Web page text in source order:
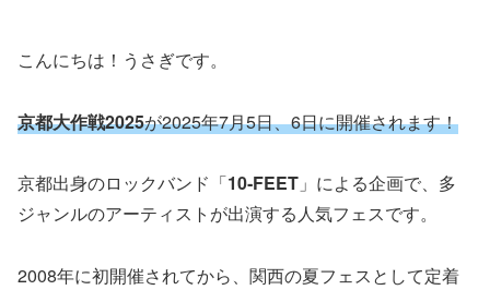
こんにちは！うさぎです。
京都大作戦2025が2025年7月5日、6日に開催されます！
京都出身のロックバンド「10‑FEET 」による企画で、多
ジャンルのアーティストが出演する人気フェスです。
2008年に初開催されてから、関西の夏フェスとして定着